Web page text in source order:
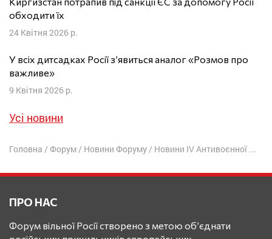
обходити їх
24 Квітня 2026 р.
У всіх дитсадках Росії з’явиться аналог «Розмов про
важливе»
9 Квітня 2026 р.
Усі новини
Головна / Форум/ Новини Форуму/ Новини IV Антивоєнної конференції
ПРО НАС
Форум вільної Росії створено з метою об’єднати